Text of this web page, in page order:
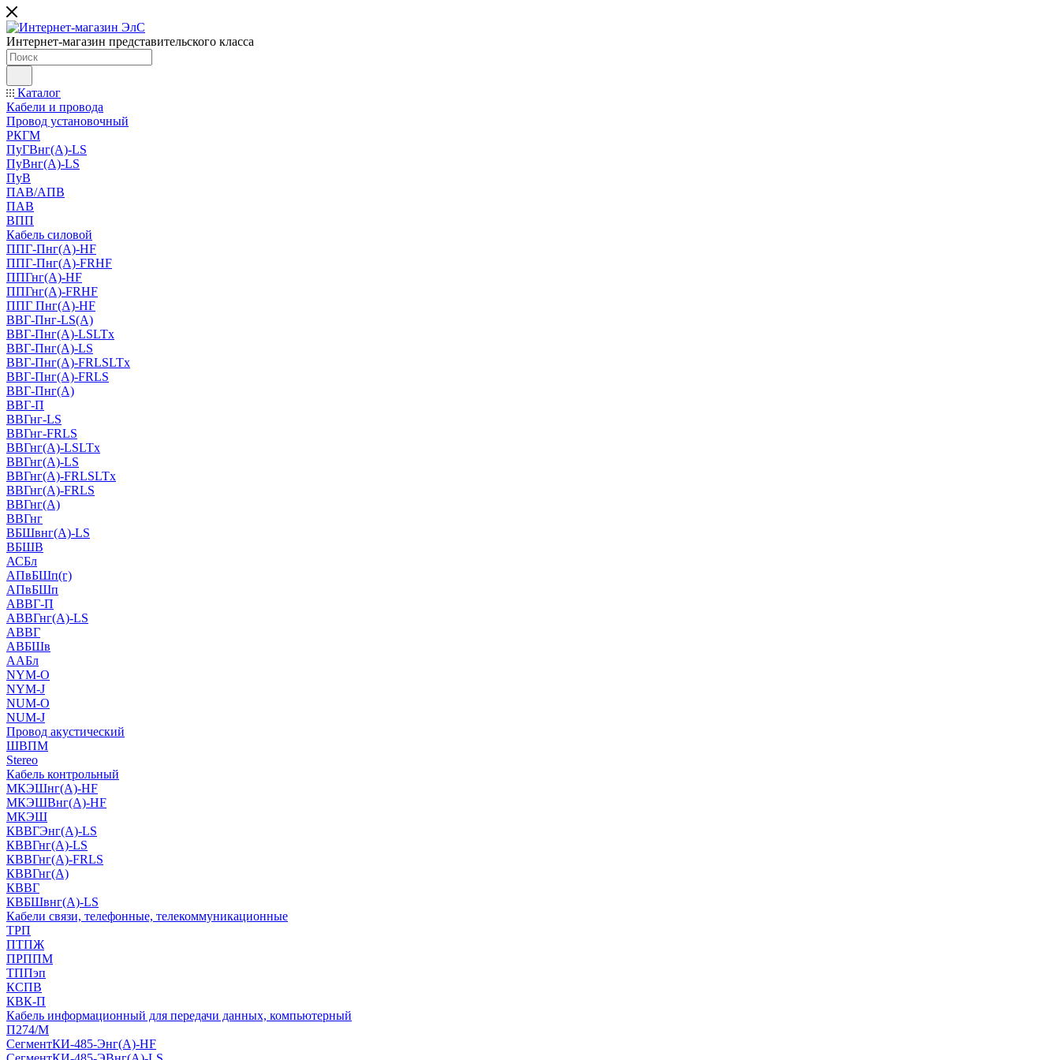
Интернет-магазин представительского класса
Каталог
Кабели и провода
Провод установочный
РКГМ
ПуГВнг(А)-LS
ПуВнг(А)-LS
ПуВ
ПАВ/АПВ
ПАВ
ВПП
Кабель силовой
ППГ-Пнг(А)-HF
ППГ-Пнг(А)-FRHF
ППГнг(А)-HF
ППГнг(А)-FRHF
ППГ Пнг(А)-HF
ВВГ-Пнг-LS(А)
ВВГ-Пнг(А)-LSLTx
ВВГ-Пнг(А)-LS
ВВГ-Пнг(А)-FRLSLTx
ВВГ-Пнг(А)-FRLS
ВВГ-Пнг(А)
ВВГ-П
ВВГнг-LS
ВВГнг-FRLS
ВВГнг(А)-LSLTx
ВВГнг(А)-LS
ВВГнг(А)-FRLSLTx
ВВГнг(А)-FRLS
ВВГнг(А)
ВВГнг
ВБШвнг(А)-LS
ВБШВ
АСБл
АПвБШп(г)
АПвБШп
АВВГ-П
АВВГнг(А)-LS
АВВГ
АВБШв
ААБл
NYM-O
NYM-J
NUM-О
NUM-J
Провод акустический
ШВПМ
Stereo
Кабель контрольный
МКЭШнг(A)-HF
МКЭШВнг(А)-HF
МКЭШ
КВВГЭнг(А)-LS
КВВГнг(А)-LS
КВВГнг(А)-FRLS
КВВГнг(А)
КВВГ
КВБШвнг(А)-LS
Кабели связи, телефонные, телекоммуникационные
ТРП
ПТПЖ
ПРППМ
ТППэп
КСПВ
КВК-П
Кабель информационный для передачи данных, компьютерный
П274/М
СегментКИ-485-Энг(А)-HF